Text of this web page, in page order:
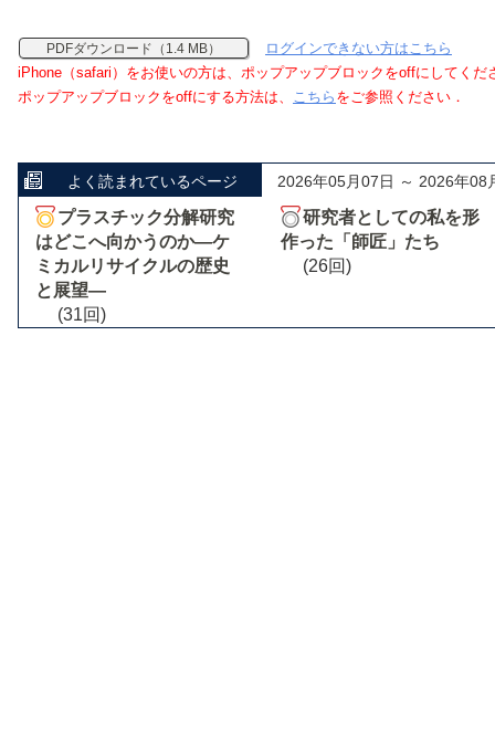
PDFダウンロード（1.4 MB）
ログインできない方はこちら
iPhone（safari）をお使いの方は、ポップアップブロックをoffにしてくだ
ポップアップブロックをoffにする方法は、 こちら をご参照ください．
よく読まれているページ 2026年05月07日 ～ 2026年08
プラスチック分解研究
はどこへ向かうのか―ケ
ミカルリサイクルの歴史
と展望―
(31回)
研究者としての私を形
作った「師匠」たち
(26回)